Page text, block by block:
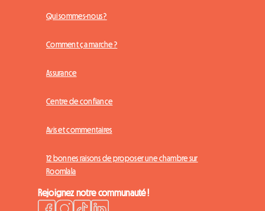
Qui sommes-nous ?
Comment ça marche ?
Assurance
Centre de confiance
Avis et commentaires
12 bonnes raisons de proposer une chambre sur
Roomlala
Rejoignez notre communauté !